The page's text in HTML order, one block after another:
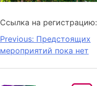
Ссылка на регистрацию:
Previous: Предстоящих
мероприятий пока нет